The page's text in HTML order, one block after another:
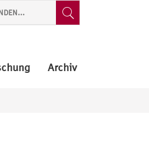
Archiv